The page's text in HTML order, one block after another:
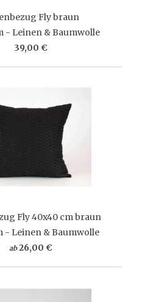
Fly braun
- Leinen & Baumwolle
39,00 €
Fly 40x40 cm braun
- Leinen & Baumwolle
ab 26,00 €